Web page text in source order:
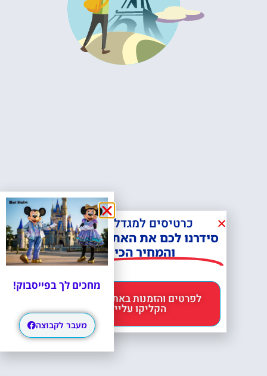
כרטיסים למגדל אייפל?
סידרנו לכם את האתר הכי אמין -
והמחיר הכי זול!
הקליקו עליי 😊
מחכים לך בפייסבוק!
מעבר לקבוצה